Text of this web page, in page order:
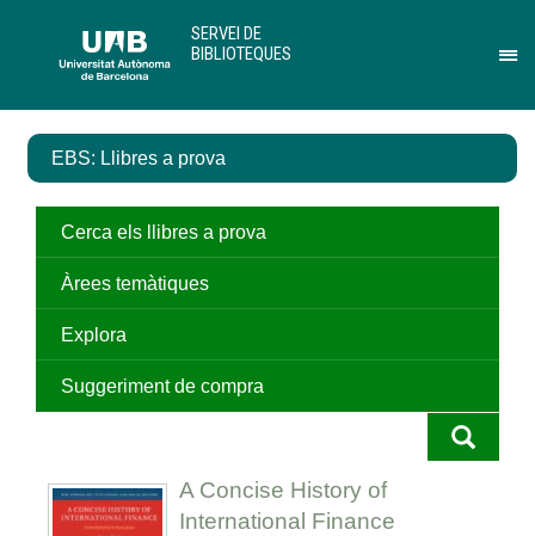
contingut
el
de
SERVEI DE
BIBLIOTEQUES
EBS: Llibres a prova
Cerca els llibres a prova
Àrees temàtiques
Explora
Suggeriment de compra
A Concise History of
International Finance